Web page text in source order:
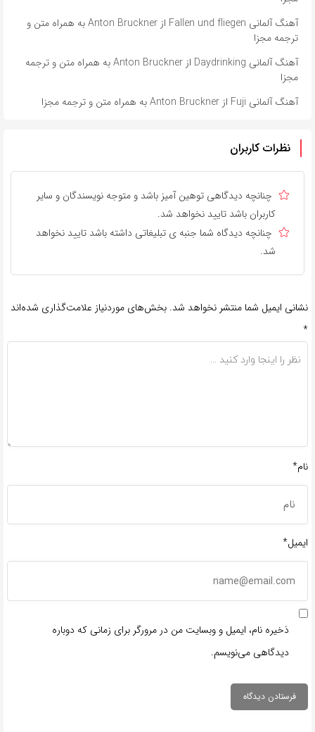
آهنگ آلمانی Fallen und fliegen از Anton Bruckner به همراه متن و
ترجمه مجزا
آهنگ آلمانی Daydrinking از Anton Bruckner به همراه متن و ترجمه
مجزا
آهنگ آلمانی Fuji از Anton Bruckner به همراه متن و ترجمه مجزا
نظرات کاربران
چنانچه دیدگاهی توهین آمیز باشد و متوجه نویسندگان و سایر
کاربران باشد تایید نخواهد شد.
چنانچه دیدگاه شما جنبه ی تبلیغاتی داشته باشد تایید نخواهد
شد.
نشانی ایمیل شما منتشر نخواهد شد. بخش‌های موردنیاز علامت‌گذاری شده‌اند
*
نام*
ایمیل*
ذخیره نام، ایمیل و وبسایت من در مرورگر برای زمانی که دوباره
دیدگاهی می‌نویسم.